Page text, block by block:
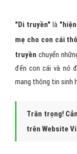
"Di truyền" là
mẹ cho con cái
truyền chuyển
đến con cái và nó
mang thông tin sinh
Trân trọng!
trên Website